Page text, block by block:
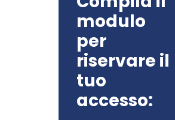
modulo
per
riservare il
tuo
accesso: